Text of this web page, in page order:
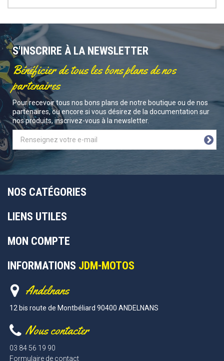
S'INSCRIRE À LA NEWSLETTER
Bénéficier de tous les bons plans de nos
partenaires
Pour recevoir tous nos bons plans de notre boutique ou de nos
partenaires, ou encore si vous désirez de la documentation sur
nos produits, inscrivez-vous à la newsletter.
NOS CATÉGORIES
LIENS UTILES
MON COMPTE
INFORMATIONS JDM-MOTOS
Andelnans
12 bis route de Montbéliard 90400 ANDELNANS
Nous contacter
03 84 56 19 90
Formulaire de contact